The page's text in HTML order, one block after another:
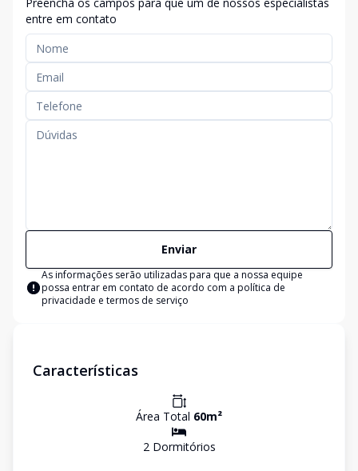
entre em contato
Enviar
As informações serão utilizadas para que a nossa equipe
possa entrar em contato de acordo com a política de
privacidade e termos de serviço
Características
Área Total 60m²
2Dormitórios